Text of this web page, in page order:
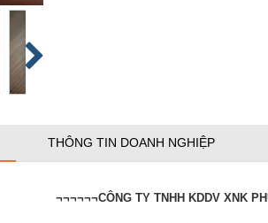
THÔNG TIN DOANH NGHIỆP
¬¬¬¬¬¬CÔNG TY TNHH KDDV XNK